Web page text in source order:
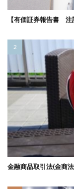
【有価証券報告書 注
金融商品取引法(金商